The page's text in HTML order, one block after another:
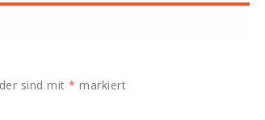
sind mit * markiert